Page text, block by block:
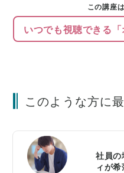
この講座
このような方に
社員の
ィが